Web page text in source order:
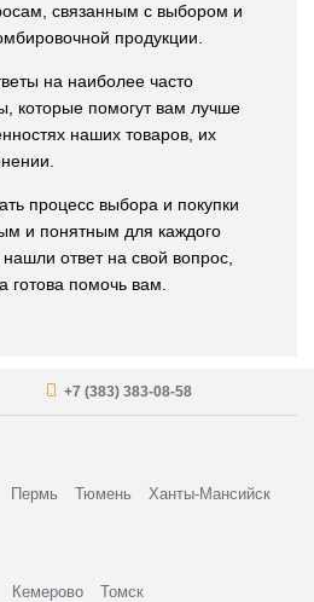
связанным с выбором и
продукции.
на наиболее часто
которые помогут вам лучше
наших товаров, их
процесс выбора и покупки
и понятным для каждого
ответ на свой вопрос,
готова помочь вам.
+7 (383) 383-08-58
Пермь Тюмень Ханты-Мансийск
Кемерово Томск